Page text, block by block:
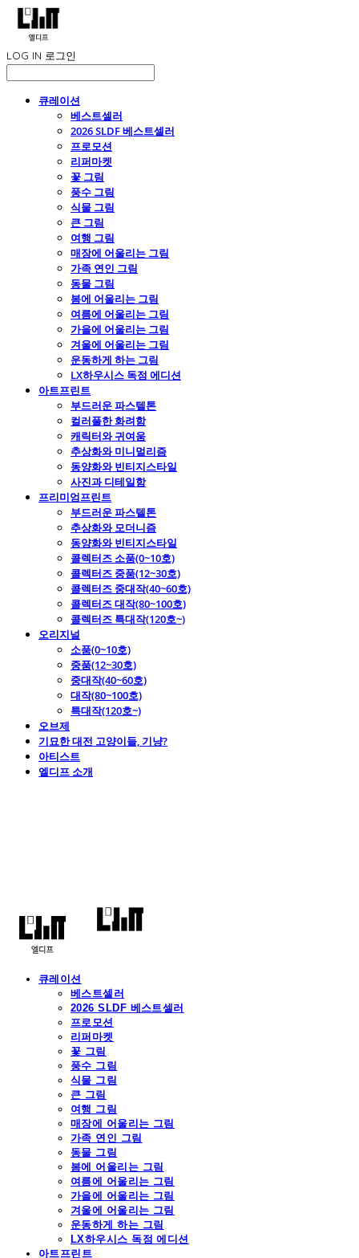
LOG IN 로그인
큐레이션
베스트셀러
2026 SLDF 베스트셀러
프로모션
리퍼마켓
꽃 그림
풍수 그림
식물 그림
큰 그림
여행 그림
매장에 어울리는 그림
가족 연인 그림
동물 그림
봄에 어울리는 그림
여름에 어울리는 그림
가을에 어울리는 그림
겨울에 어울리는 그림
운동하게 하는 그림
LX하우시스 독점 에디션
아트프린트
부드러운 파스텔톤
컬러풀한 화려함
캐릭터와 귀여움
추상화와 미니멀리즘
동양화와 빈티지스타일
사진과 디테일함
프리미엄프린트
부드러운 파스텔톤
추상화와 모더니즘
동양화와 빈티지스타일
콜렉터즈 소품(0~10호)
콜렉터즈 중품(12~30호)
콜렉터즈 중대작(40~60호)
콜렉터즈 대작(80~100호)
콜렉터즈 특대작(120호~)
오리지널
소품(0~10호)
중품(12~30호)
중대작(40~60호)
대작(80~100호)
특대작(120호~)
오브제
기묘한 대전 고양이들, 기냥?
아티스트
엘디프 소개
큐레이션
베스트셀러
2026 SLDF 베스트셀러
프로모션
리퍼마켓
꽃 그림
풍수 그림
식물 그림
큰 그림
여행 그림
매장에 어울리는 그림
가족 연인 그림
동물 그림
봄에 어울리는 그림
여름에 어울리는 그림
가을에 어울리는 그림
겨울에 어울리는 그림
운동하게 하는 그림
LX하우시스 독점 에디션
아트프린트